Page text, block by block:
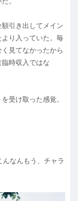
引き出してメイン
り入っていた。毎
見てなかったから
時収入ではな
受け取った感覚。
なんもう、チャラ